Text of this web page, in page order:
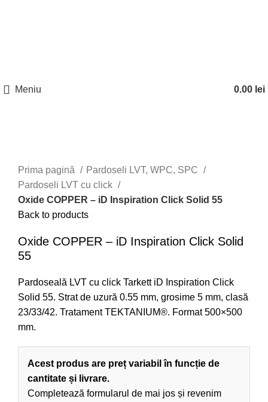
Meniu 0.00 lei
Prima pagină
Pardoseli LVT, WPC, SPC
Pardoseli LVT cu click
Oxide COPPER – iD Inspiration Click Solid 55
Back to products
Oxide COPPER – iD Inspiration Click Solid
55
Pardoseală LVT cu click Tarkett iD Inspiration Click
Solid 55. Strat de uzură 0.55 mm, grosime 5 mm, clasă
23/33/42. Tratament TEKTANIUM®. Format 500×500
mm.
Acest produs are preț variabil în funcție de
cantitate și livrare.
Completează formularul de mai jos și revenim